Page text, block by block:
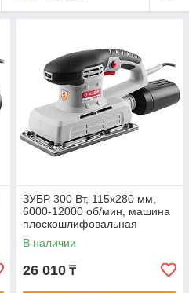
ЗУБР 300 Вт, 115х280 мм,
6000-12000 об/мин, машина
плоскошлифовальная
ЗПШМ-300Э-02
В наличии
26 010 ₸